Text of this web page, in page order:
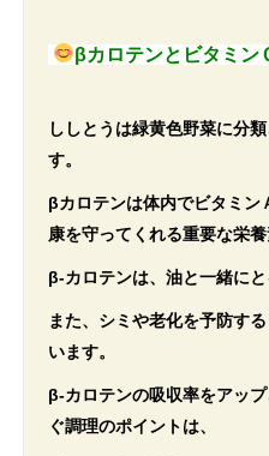
βカロテンとビタミン
ししとうは緑黄色野菜に分
す。
βカロテンは体内でビタミン
康を守ってくれる重要な栄養
β-カロテンは、油と一緒にと
また、シミや老化を予防す
います。
β-カロテンの吸収率をアッ
ぐ調理のポイントは、